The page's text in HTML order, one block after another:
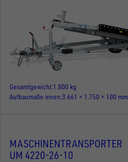
Gesamtgewicht 1.800 kg
Aufbaumaße innen 3.661 × 1.750 × 100 mm
MASCHINENTRANSPORTER
UM 4220-26-10